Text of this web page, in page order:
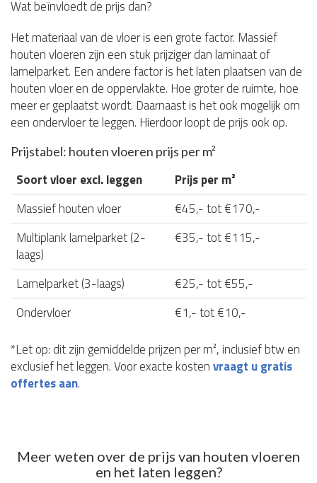
Wat beïnvloedt de prijs dan?
Het materiaal van de vloer is een grote factor. Massief
houten vloeren zijn een stuk prijziger dan laminaat of
lamelparket. Een andere factor is het laten plaatsen van de
houten vloer en de oppervlakte. Hoe groter de ruimte, hoe
meer er geplaatst wordt. Daarnaast is het ook mogelijk om
een ondervloer te leggen. Hierdoor loopt de prijs ook op.
Prijstabel: houten vloeren prijs per m²
Soort vloer excl. leggen
Prijs per m²
Massief houten vloer
€45,- tot €170,-
Multiplank lamelparket (2-
laags)
€35,- tot €115,-
Lamelparket (3-laags)
€25,- tot €55,-
Ondervloer
€1,- tot €10,-
*Let op: dit zijn gemiddelde prijzen per m², inclusief btw en
exclusief het leggen. Voor exacte kostenvraagt u gratis
offertes aan.
Meer weten over de prijs van houten vloeren
en het laten leggen?